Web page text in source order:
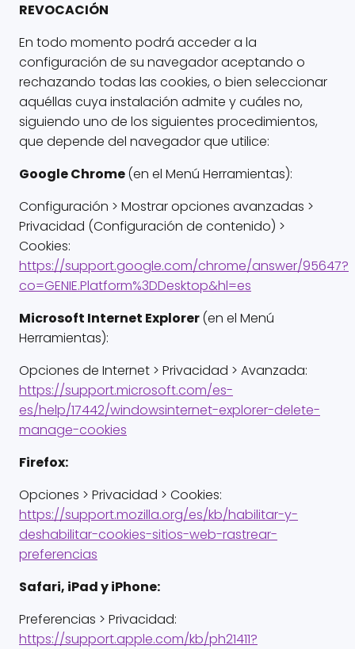
REVOCACIÓN
En todo momento podrá acceder a la
configuración de su navegador aceptando o
rechazando todas las cookies, o bien seleccionar
aquéllas cuya instalación admite y cuáles no,
siguiendo uno de los siguientes procedimientos,
que depende del navegador que utilice:
Google Chrome(en el Menú Herramientas):
Configuración > Mostrar opciones avanzadas >
Privacidad (Configuración de contenido) >
Cookies:
https://support.google.com/chrome/answer/95647?
co=GENIE.Platform%3DDesktop&hl=es
Microsoft Internet Explorer(en el Menú
Herramientas):
Opciones de Internet > Privacidad > Avanzada:
https://support.microsoft.com/es-
es/help/17442/windowsinternet-explorer-delete-
manage-cookies
Firefox:
Opciones > Privacidad > Cookies:
https://support.mozilla.org/es/kb/habilitar-y-
deshabilitar-cookies-sitios-web-rastrear-
preferencias
Safari, iPad y iPhone:
Preferencias > Privacidad:
https://support.apple.com/kb/ph21411?